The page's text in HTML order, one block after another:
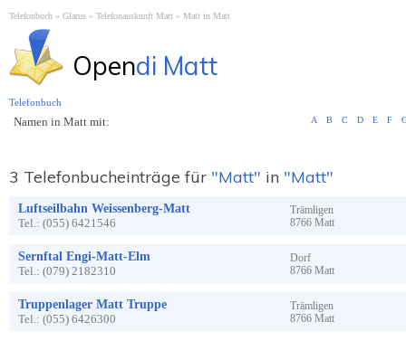
Telefonbuch Glarus Telefonauskunft Matt Matt in Matt
Opendi Matt
Namen in Matt mit: A B C D E F
3 Telefonbucheinträge für "Matt" in "Matt"
Luftseilbahn Weissenberg-Matt
Tel.: (055) 6421546
Trämligen
8766 Matt
Sernftal Engi-Matt-Elm
Tel.: (079) 2182310
Dorf
8766 Matt
Truppenlager Matt Truppe
Tel.: (055) 6426300
Trämligen
8766 Matt
Telefonbuch